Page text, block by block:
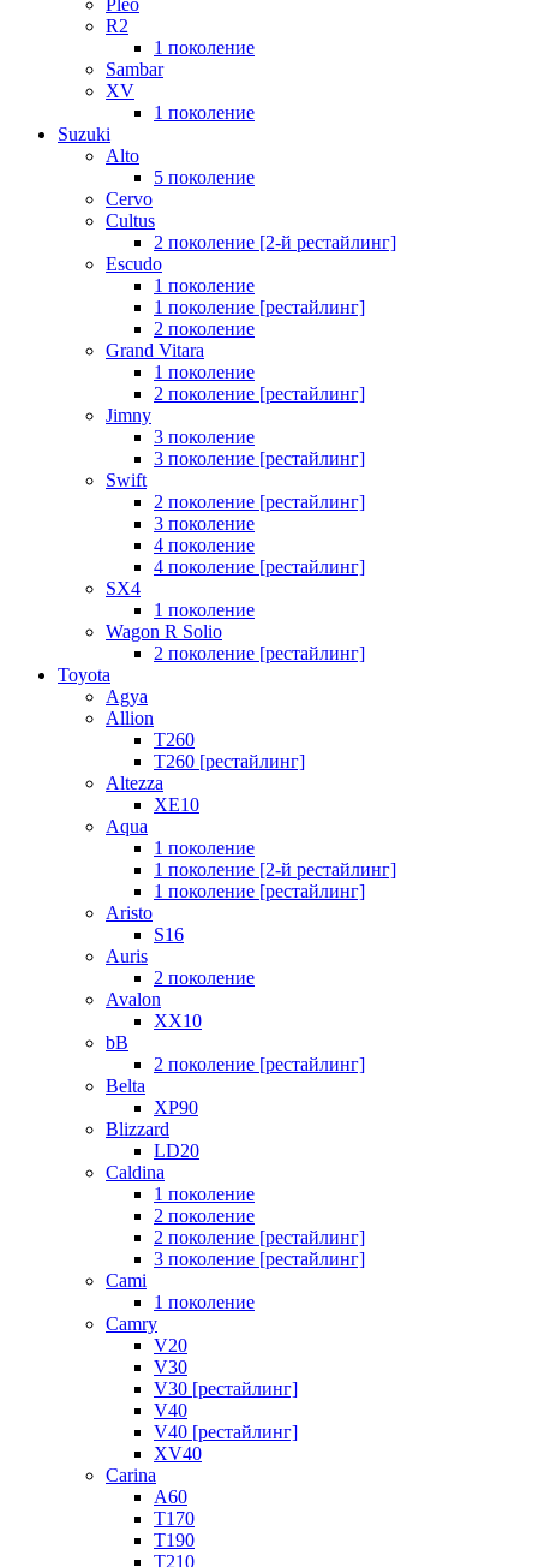
Pleo
R2
1 поколение
Sambar
XV
1 поколение
Suzuki
Alto
5 поколение
Cervo
Cultus
2 поколение [2-й рестайлинг]
Escudo
1 поколение
1 поколение [рестайлинг]
2 поколение
Grand Vitara
1 поколение
2 поколение [рестайлинг]
Jimny
3 поколение
3 поколение [рестайлинг]
Swift
2 поколение [рестайлинг]
3 поколение
4 поколение
4 поколение [рестайлинг]
SX4
1 поколение
Wagon R Solio
2 поколение [рестайлинг]
Toyota
Agya
Allion
T260
T260 [рестайлинг]
Altezza
XE10
Aqua
1 поколение
1 поколение [2-й рестайлинг]
1 поколение [рестайлинг]
Aristo
S16
Auris
2 поколение
Avalon
XX10
bB
2 поколение [рестайлинг]
Belta
XP90
Blizzard
LD20
Caldina
1 поколение
2 поколение
2 поколение [рестайлинг]
3 поколение [рестайлинг]
Cami
1 поколение
Camry
V20
V30
V30 [рестайлинг]
V40
V40 [рестайлинг]
XV40
Carina
A60
T170
T190
T210